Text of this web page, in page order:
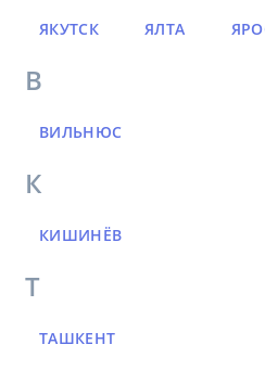
ЯКУТСК ЯЛТА
В
ВИЛЬНЮС
К
КИШИНЁВ
Т
ТАШКЕНТ